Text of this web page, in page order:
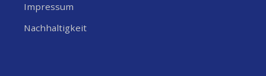
Impressum
Nachhaltigkeit